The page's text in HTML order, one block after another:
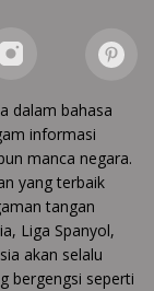
dalam bahasa
informasi
manca negara.
yang terbaik
tangan
Liga Spanyol,
akan selalu
bergengsi seperti